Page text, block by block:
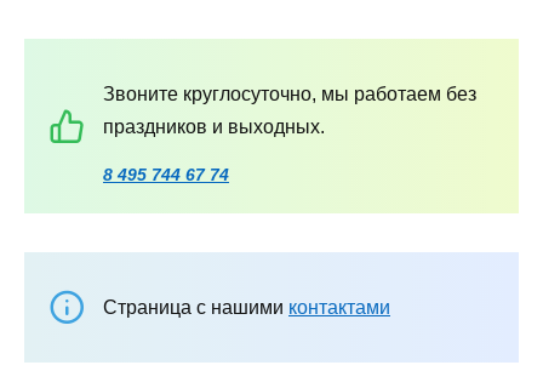
Звоните круглосуточно, мы работаем без
праздников и выходных.
8 495 744 67 74
Страница с нашими контактами